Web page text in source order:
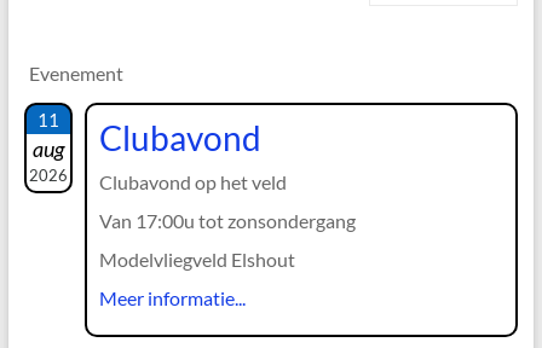
Evenement
11
aug
2026
Clubavond
Clubavond op het veld
Van 17:00u tot zonsondergang
Modelvliegveld Elshout
Meer informatie...